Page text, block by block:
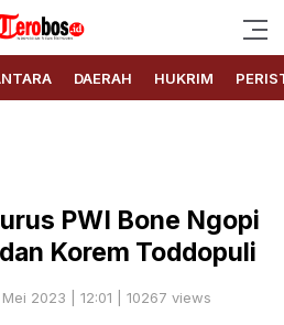
Kabar terkini dari
yang menyajikan
dan kabar terkini
untuk dunia
DAERAH HUKRIM
PWI Bone Ngopi
Korem Toddopuli
2023 | 12:01 | 10267 views